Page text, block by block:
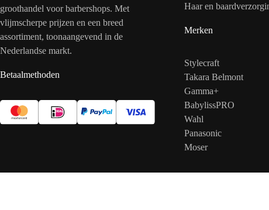
groothandel voor barbershops. Met
vlijmscherpe prijzen en een breed
assortiment, toonaangevend in de
Nederlandse markt.
Betaalmethoden
Haar en
Merken
Stylecraft
Takara Belmont
Gamma+
BabylissPRO
Wahl
Panasonic
Moser